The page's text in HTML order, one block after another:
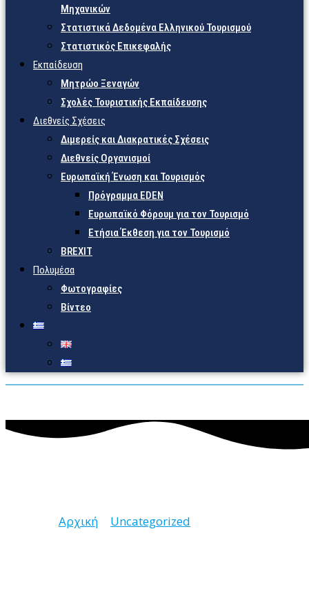
Μηχανικών
Στατιστικά Δεδομένα Ελληνικού Τουρισμού
Στατιστικός Επικεφαλής
Εκπαίδευση
Μητρώο Ξεναγών
Σχολές Τουριστικής Εκπαίδευσης
Διεθνείς Σχέσεις
Διμερείς και Διακρατικές Σχέσεις
Διεθνείς Οργανισμοί
Ευρωπαϊκή Ένωση και Τουρισμός
Πρόγραμμα EDEN
Ευρωπαϊκό Φόρουμ για τον Τουρισμό
Ετήσια Έκθεση για τον Τουρισμό
BREXIT
Πολυμέσα
Φωτογραφίες
Βίντεο
Αρχική Uncategorized